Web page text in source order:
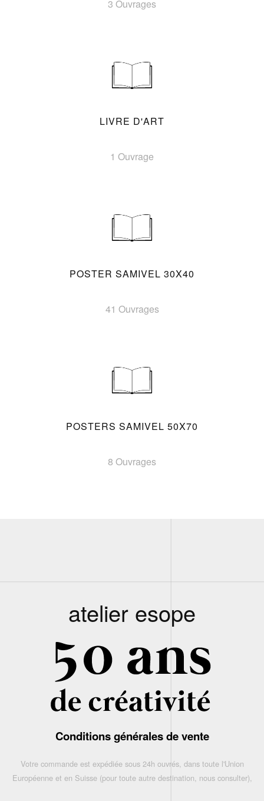
3 Ouvrages
LIVRE D'ART
1 Ouvrage
POSTER SAMIVEL 30X40
41 Ouvrages
POSTERS SAMIVEL 50X70
8 Ouvrages
atelier esope
Conditions générales de vente
Votre commande est expédiée sous 24h ouvrés, dans toute l'Union
Européenne et en Suisse (pour toute autre destination, nous consulter),